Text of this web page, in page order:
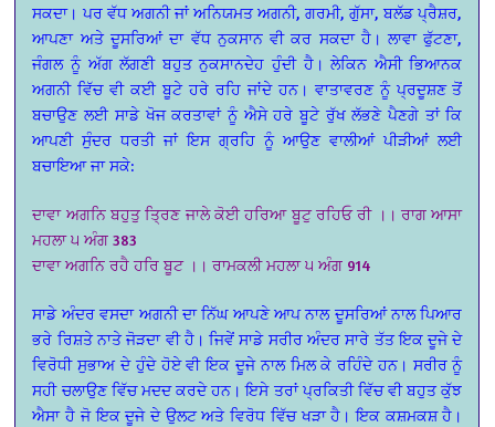
ਸਕਦਾ। ਪਰ ਵੱਧ ਅਗਨੀ ਜਾਂ ਅਨਿਯਮਤ ਅਗਨੀ, ਗਰਮੀ, ਗੁੱਸਾ, ਬਲੱਡ ਪ੍ਰੈਸ਼ਰ,
ਆਪਣਾ ਅਤੇ ਦੂਸਰਿਆਂ ਦਾ ਵੱਧ ਨੁਕਸਾਨ ਵੀ ਕਰ ਸਕਦਾ ਹੈ। ਲਾਵਾ ਫੁੱਟਣਾ,
ਜੰਗਲ ਨੂੰ ਅੱਗ ਲੱਗਣੀ ਬਹੁਤ ਨੁਕਸਾਨਦੇਹ ਹੁੰਦੀ ਹੈ। ਲੇਕਿਨ ਐਸੀ ਭਿਆਨਕ
ਅਗਨੀ ਵਿੱਚ ਵੀ ਕਈ ਬੂਟੇ ਹਰੇ ਰਹਿ ਜਾਂਦੇ ਹਨ। ਵਾਤਾਵਰਣ ਨੂੰ ਪ੍ਰਦੂਸ਼ਣ ਤੋਂ
ਬਚਾਉਣ ਲਈ ਸਾਡੇ ਖੋਜ ਕਰਤਾਵਾਂ ਨੂੰ ਐਸੇ ਹਰੇ ਬੂਟੇ ਰੁੱਖ ਲੱਭਣੇ ਪੈਣਗੇ ਤਾਂ ਕਿ
ਆਪਣੀ ਸੁੰਦਰ ਧਰਤੀ ਜਾਂ ਇਸ ਗ੍ਰਹਿ ਨੂੰ ਆਉਣ ਵਾਲੀਆਂ ਪੀੜੀਆਂ ਲਈ
ਬਚਾਇਆ ਜਾ ਸਕੇ:
ਦਾਵਾ ਅਗਨਿ ਬਹੁਤੁ ਤ੍ਰਿਣ ਜਾਲੇ ਕੋਈ ਹਰਿਆ ਬੂਟੁ ਰਹਿਓ ਰੀ ।। ਰਾਗ ਆਸਾ
ਮਹਲਾ ੫ ਅੰਗ 383
ਦਾਵਾ ਅਗਨਿ ਰਹੈ ਹਰਿ ਬੂਟ ।। ਰਾਮਕਲੀ ਮਹਲਾ ੫ ਅੰਗ 914
ਸਾਡੇ ਅੰਦਰ ਵਸਦਾ ਅਗਨੀ ਦਾ ਨਿੱਘ ਆਪਣੇ ਆਪ ਨਾਲ ਦੂਸਰਿਆਂ ਨਾਲ ਪਿਆਰ
ਭਰੇ ਰਿਸ਼ਤੇ ਨਾਤੇ ਜੋੜਦਾ ਵੀ ਹੈ। ਜਿਵੇਂ ਸਾਡੇ ਸਰੀਰ ਅੰਦਰ ਸਾਰੇ ਤੱਤ ਇਕ ਦੂਜੇ ਦੇ
ਵਿਰੋਧੀ ਸੁਭਾਅ ਦੇ ਹੁੰਦੇ ਹੋਏ ਵੀ ਇਕ ਦੂਜੇ ਨਾਲ ਮਿਲ ਕੇ ਰਹਿੰਦੇ ਹਨ। ਸਰੀਰ ਨੂੰ
ਸਹੀ ਚਲਾਉਣ ਵਿੱਚ ਮਦਦ ਕਰਦੇ ਹਨ। ਇਸੇ ਤਰਾਂ ਪ੍ਰਕਿਤੀ ਵਿੱਚ ਵੀ ਬਹੁਤ ਕੁੱਝ
ਐਸਾ ਹੈ ਜੋ ਇਕ ਦੂਜੇ ਦੇ ਉਲਟ ਅਤੇ ਵਿਰੋਧ ਵਿੱਚ ਖੜਾ ਹੈ। ਇਕ ਕਸ਼ਮਕਸ਼ ਹੈ।